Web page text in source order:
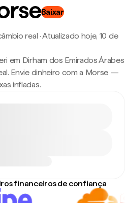
Baixar
real ·Atualizado hoje, 10 de
em Dirham dos Emirados Árabes
Envie dinheiro com a Morse —
infladas.
financeiros de confiança